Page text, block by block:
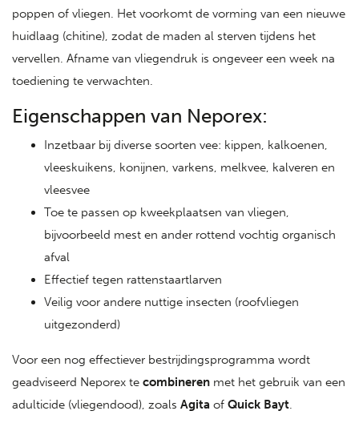
poppen of vliegen. Het voorkomt de vorming van een nieuwe
huidlaag (chitine), zodat de maden al sterven tijdens het
vervellen. Afname van vliegendruk is ongeveer een week na
toediening te verwachten.
Eigenschappen van Neporex:
Inzetbaar bij diverse soorten vee: kippen, kalkoenen,
vleeskuikens, konijnen, varkens, melkvee, kalveren en
vleesvee
Toe te passen op kweekplaatsen van vliegen,
bijvoorbeeld mest en ander rottend vochtig organisch
afval
Effectief tegen rattenstaartlarven
Veilig voor andere nuttige insecten (roofvliegen
uitgezonderd)
Voor een nog effectiever bestrijdingsprogramma wordt
geadviseerd Neporex te combineren met het gebruik van een
adulticide (vliegendood), zoals Agita of Quick Bayt.